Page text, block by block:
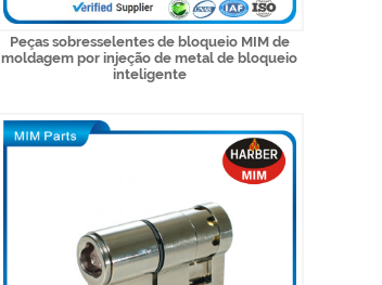
Peças sobresselentes de bloqueio MIM de
moldagem por injeção de metal de bloqueio
inteligente